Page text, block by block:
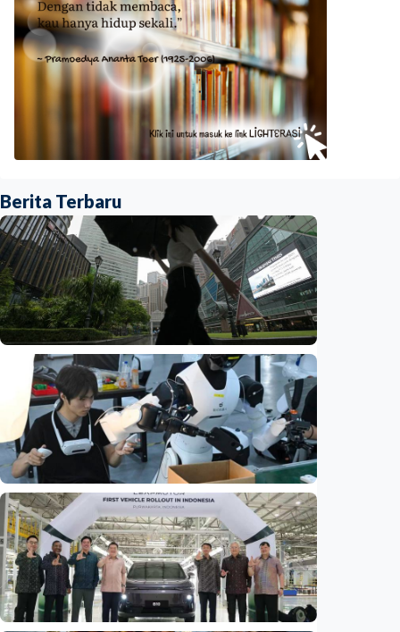
Berita Terbaru
Ekonomi
Biaya usaha naik, perusahaan Singapura
justru lirik Indonesia untuk perluas bisnis
Indonesia•07 Aug 2026
Ekonomi
Fokus Berita – Dari Kereta Cepat Jakarta-
Bandung hingga AI, ini alasan citra China
menguat di dunia
Indonesia •07 Aug 2026